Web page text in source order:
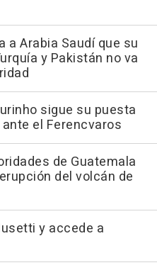
a Arabia Saudí que su
y Pakistán no va
sigue su puesta
el Ferencvaros
de Guatemala
del volcán de
y accede a